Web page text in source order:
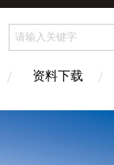
资料下载